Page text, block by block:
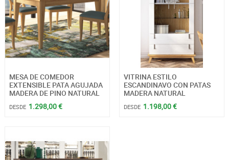
MESA DE COMEDOR
EXTENSIBLE PATA AGUJADA
MADERA DE PINO NATURAL
DESDE 1.298,00 €
VITRINA ESTILO
ESCANDINAVO CON PATAS
MADERA NATURAL
DESDE 1.198,00 €